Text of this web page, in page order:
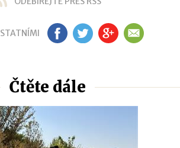
FB TW GP EM
Čtěte dále